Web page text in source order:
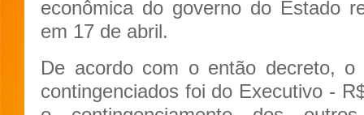
econômica do governo do Estado
em 17 de abril.
De acordo com o então decreto, o
contingenciados foi do Executivo -